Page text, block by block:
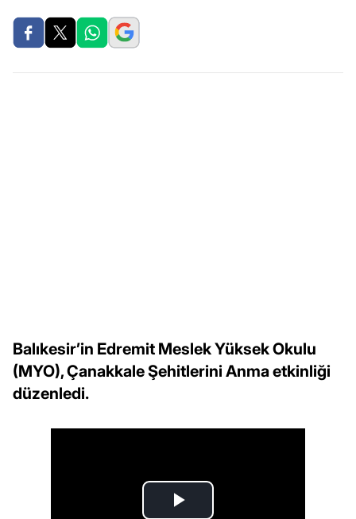
Balıkesir’in Edremit Meslek Yüksek Okulu
(MYO), Çanakkale Şehitlerini Anma etkinliği
düzenledi.